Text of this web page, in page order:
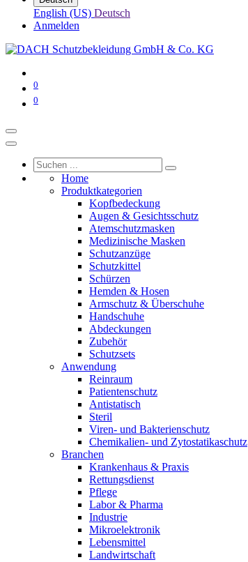
English (US) Deutsch
Anmelden
0
0
Home
Produktkategorien
Kopfbedeckung
Augen & Gesichtsschutz
Atemschutzmasken
Medizinische Masken
Schutzanzüge
Schutzkittel
Schürzen
Hemden & Hosen
Armschutz & Überschuhe
Handschuhe
Abdeckungen
Zubehör
Schutzsets
Anwendung
Reinraum
Patientenschutz
Antistatisch
Steril
Viren- und Bakterienschutz
Chemikalien- und Zytostatikaschutz
Branchen
Krankenhaus & Praxis
Rettungsdienst
Pflege
Labor & Pharma
Industrie
Mikroelektronik
Lebensmittel
Landwirtschaft